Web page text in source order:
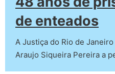
de enteados
A Justiça do Rio de
Araujo Siqueira Pereira a